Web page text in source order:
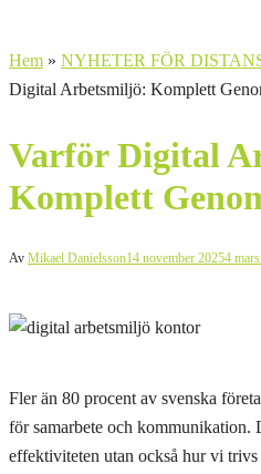
Hem » NYHETER FÖR
Digital Arbetsmiljö: Komplett
Varför Digital
Komplett
Av Mikael Danielsson14 november 20254
Fler än 80 procent av svenska
för samarbete och kommunikation.
effektiviteten utan också hur vi